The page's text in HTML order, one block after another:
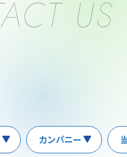
カンパニー